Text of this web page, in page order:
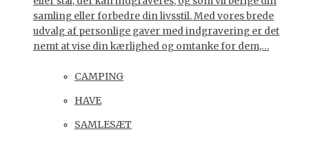
samling eller forbedre din livsstil. Med vores brede
udvalg af personlige gaver med indgravering er det
nemt at vise din kærlighed og omtanke for dem,…
CAMPING
HAVE
SAMLESÆT